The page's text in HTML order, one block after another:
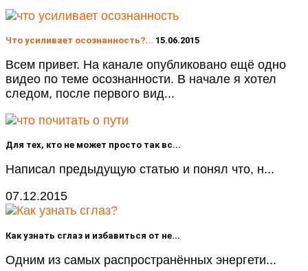
Что усиливает осознанность?... 15.06.2015
Всем привет. На канале опубликовано ещё одно
видео по теме осознанности. В начале я хотел
следом, после первого вид...
Для тех, кто не может просто так вс...
Написал предыдущую статью и понял что, н...
07.12.2015
Как узнать сглаз и избавиться от не...
Одним из самых распространённых энергети...